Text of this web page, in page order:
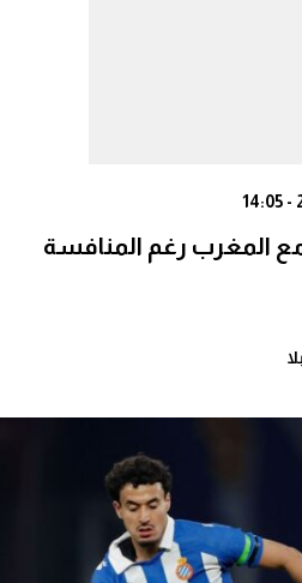
المغرب رغم المنافسة